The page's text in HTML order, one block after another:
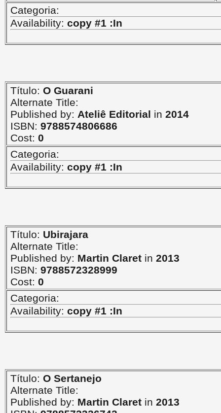
Categoria:
Availability: copy #1 :In
Título: O Guarani
Alternate Title:
Published by: Ateliê Editorial in 2014
ISBN: 9788574806686
Cost: 0
Categoria:
Availability: copy #1 :In
Título: Ubirajara
Alternate Title:
Published by: Martin Claret in 2013
ISBN: 9788572328999
Cost: 0
Categoria:
Availability: copy #1 :In
Título: O Sertanejo
Alternate Title:
Published by: Martin Claret in 2013